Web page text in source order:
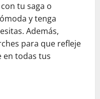
tu saga o
y tenga
Además,
para que refleje
en todas tus